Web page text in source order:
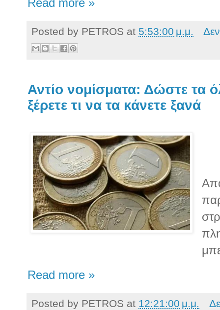
Read more »
Posted by PETROS at 5:53:00 μ.μ.
Αντίο νομίσματα: Δώστε τα
ξέρετε τι να τα κάνετε ξανά
Read more »
Posted by PETROS at 12:21:00 μ.μ.